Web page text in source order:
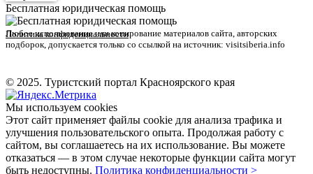
Бесплатная юридическая помощь
Политика конфиденциальности
Любое использование или копирование материалов сайта, авторских
подборок, допускается только со ссылкой на источник: visitsiberia.info
© 2025. Туристский портал Красноярского края
Мы используем cookies
Этот сайт применяет файлы cookie для анализа трафика и
улучшения пользовательского опыта. Продолжая работу с
сайтом, вы соглашаетесь на их использование. Вы можете
отказаться — в этом случае некоторые функции сайта могут
быть недоступны. Политика конфиденциальности >